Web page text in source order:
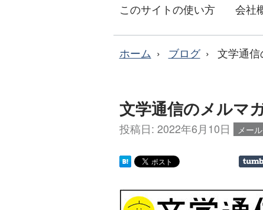
このサイトの使い方
会社
ホーム ブログ 文学通信
文学通信のメルマ
投稿日: 2022年6月10日 メー